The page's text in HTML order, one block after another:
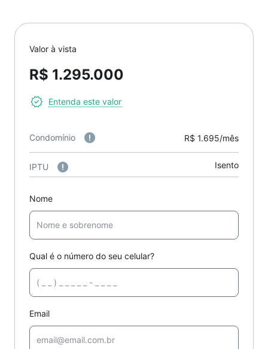
Valor à vista
R$ 1.295.000
Entenda este valor
Condomínio R$ 1.695/mês
IPTU Isento
Nome
Qual é o número do seu celular?
Email